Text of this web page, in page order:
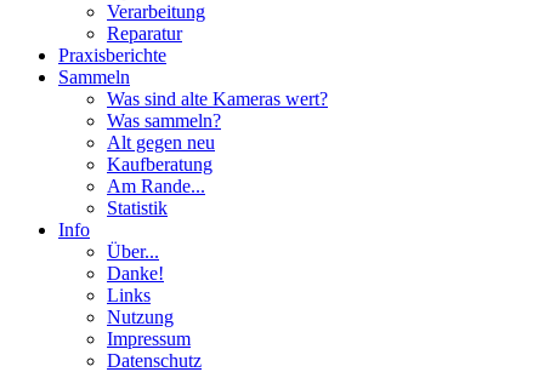
Verarbeitung
Reparatur
Praxisberichte
Sammeln
Was sind alte Kameras wert?
Was sammeln?
Alt gegen neu
Kaufberatung
Am Rande...
Statistik
Info
Über...
Danke!
Links
Nutzung
Impressum
Datenschutz